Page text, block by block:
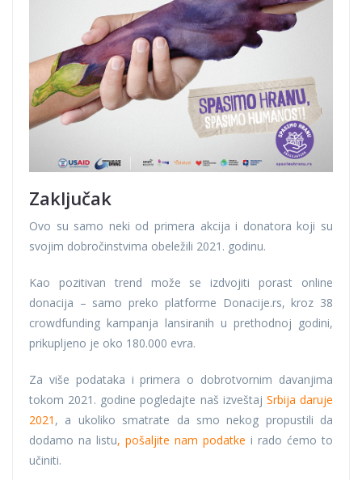
Zaključak
Ovo su samo neki od primera akcija i donatora koji su
svojim dobročinstvima obeležili 2021. godinu.
Kao pozitivan trend može se izdvojiti porast online
donacija – samo preko platforme Donacije.rs, kroz 38
crowdfunding kampanja lansiranih u prethodnoj godini,
prikupljeno je oko 180.000 evra.
Za više podataka i primera o dobrotvornim davanjima
tokom 2021. godine pogledajte naš izveštaj Srbija daruje
2021 , a ukoliko smatrate da smo nekog propustili da
dodamo na listu, pošaljite nam podatke i rado ćemo to
učiniti.